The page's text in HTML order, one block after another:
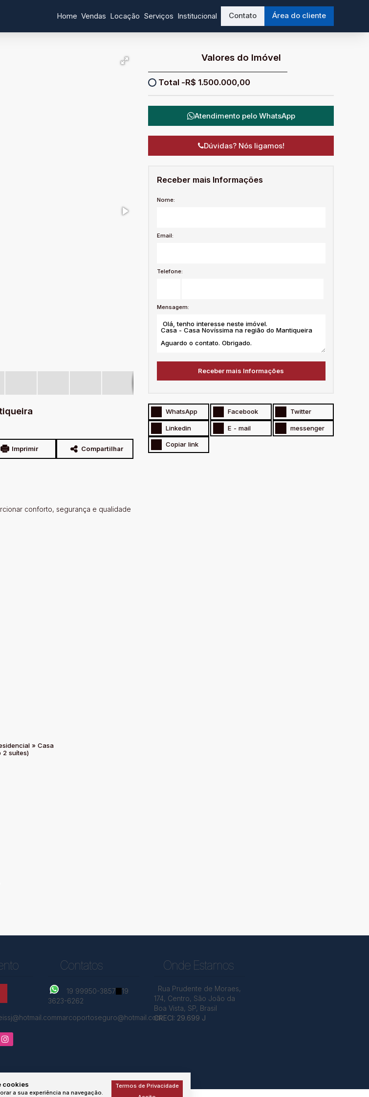
Área do cliente
Contato
Institucional
Serviços
Locação
Vendas
Home
cookies
a sua experiência na navegação.
Termos de Privacidade
Imprimir Compartilhar
conforto, segurança e qualidade
ideal para quem busca conforto,
» Casa
2 suítes)
Valores do Imóvel
R$ 1.500.000,00
Atendimento pelo WhatsApp
Dúvidas? Nós ligamos!
Receber mais Informações
Nome:
Email:
Telefone:
Mensagem:
WhatsApp Facebook Twitter
Linkedin E - mail messenger
Copiar link
marcoportoseguro@hotmail.com
Contatos
19 99950-3857
19
3623-6262
Onde Estamos
Rua Prudente de Moraes,
174, Centro, São João da
Boa Vista, SP, Brasil
CRECI: 29.699 J